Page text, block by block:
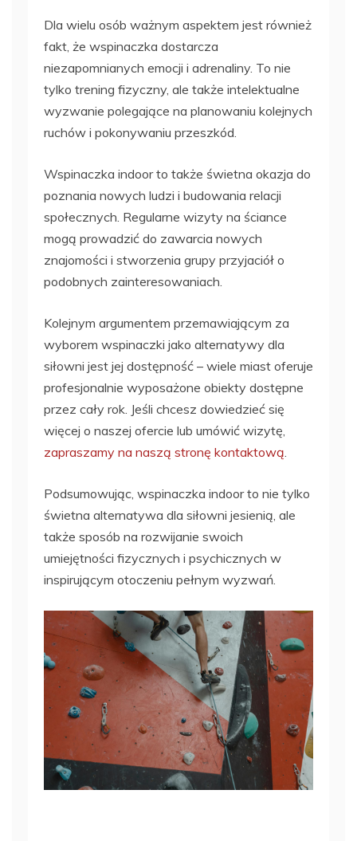
Dla wielu osób ważnym aspektem jest również
fakt, że wspinaczka dostarcza
niezapomnianych emocji i adrenaliny. To nie
tylko trening fizyczny, ale także intelektualne
wyzwanie polegające na planowaniu kolejnych
ruchów i pokonywaniu przeszkód.
Wspinaczka indoor to także świetna okazja do
poznania nowych ludzi i budowania relacji
społecznych. Regularne wizyty na ściance
mogą prowadzić do zawarcia nowych
znajomości i stworzenia grupy przyjaciół o
podobnych zainteresowaniach.
Kolejnym argumentem przemawiającym za
wyborem wspinaczki jako alternatywy dla
siłowni jest jej dostępność – wiele miast oferuje
profesjonalnie wyposażone obiekty dostępne
przez cały rok. Jeśli chcesz dowiedzieć się
więcej o naszej ofercie lub umówić wizytę,
zapraszamy na naszą stronę kontaktową.
Podsumowując, wspinaczka indoor to nie tylko
świetna alternatywa dla siłowni jesienią, ale
także sposób na rozwijanie swoich
umiejętności fizycznych i psychicznych w
inspirującym otoczeniu pełnym wyzwań.